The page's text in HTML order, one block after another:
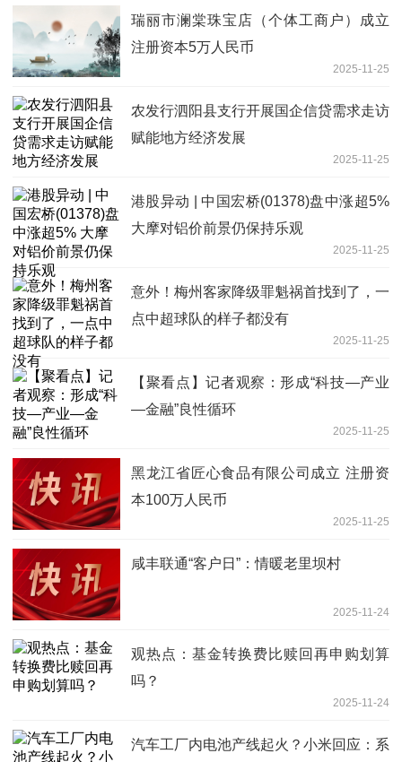
瑞丽市澜棠珠宝店（个体工商户）成立
注册资本5万人民币
2025-11-25
农发行泗阳县支行开展国企信贷需求走访
赋能地方经济发展
2025-11-25
港股异动 | 中国宏桥(01378)盘中涨超5%
大摩对铝价前景仍保持乐观
2025-11-25
意外！梅州客家降级罪魁祸首找到了，一
点中超球队的样子都没有
2025-11-25
【聚看点】记者观察：形成“科技—产业
—金融”良性循环
2025-11-25
黑龙江省匠心食品有限公司成立 注册资
本100万人民币
2025-11-25
咸丰联通“客户日”：情暖老里坝村
2025-11-24
观热点：基金转换费比赎回再申购划算
吗？
2025-11-24
汽车工厂内电池产线起火？小米回应：系